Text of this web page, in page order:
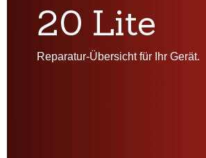
20 Lite
Reparatur-Übersicht für Ihr Gerät.